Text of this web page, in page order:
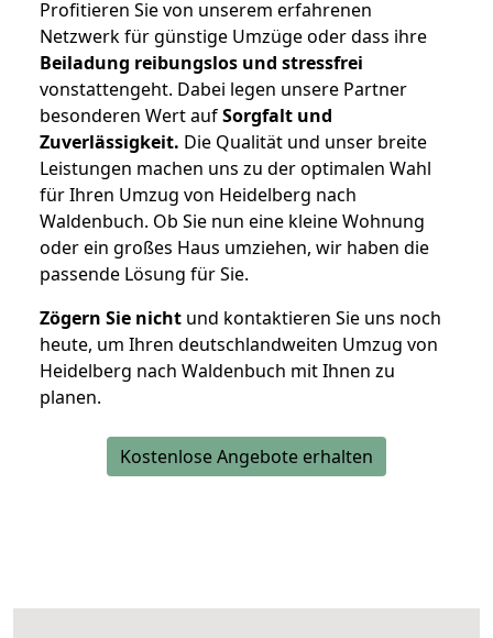
Profitieren Sie von unserem erfahrenen
Netzwerk für günstige Umzüge oder dass ihre
Beiladung reibungslos und stressfrei
vonstattengeht. Dabei legen unsere Partner
besonderen Wert aufSorgfalt und
Zuverlässigkeit. Die Qualität und unser breite
Leistungen machen uns zu der optimalen Wahl
für Ihren Umzug von Heidelberg nach
Waldenbuch. Ob Sie nun eine kleine Wohnung
oder ein großes Haus umziehen, wir haben die
passende Lösung für Sie.
Zögern Sie nicht und kontaktieren Sie uns noch
heute, um Ihren deutschlandweiten Umzug von
Heidelberg nach Waldenbuch mit Ihnen zu
planen.
Kostenlose Angebote erhalten